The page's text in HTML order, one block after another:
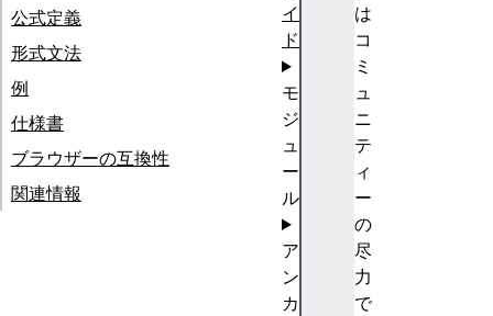
は
コ
ミ
ュ
ニ
テ
ィ
ー
の
尽
力
で
公式定義
形式文法
例
仕様書
ブラウザーの互換性
関連情報
イ
ド
モ
ジ
ュ
ー
ル
ア
ン
カ